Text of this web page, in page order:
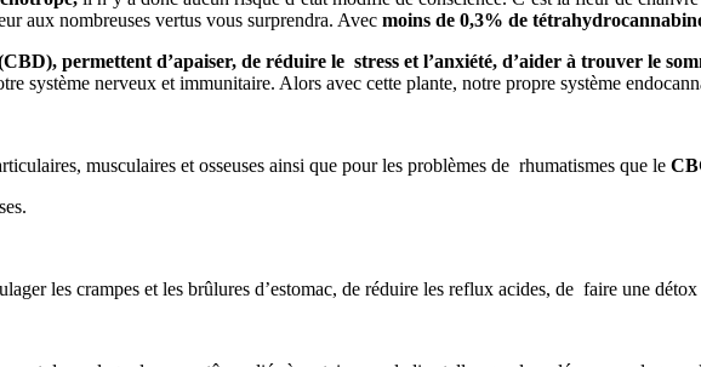
aux nombreuses vertus vous surprendra. Avec moins de 0,3% de
permettent d’apaiser, de réduire le stress et l’anxiété, d’aider à trouver le
système nerveux et immunitaire. Alors avec cette plante, notre propre système
musculaires et osseuses ainsi que pour les problèmes de rhumatismes que le
les crampes et les brûlures d’estomac, de réduire les reflux acides, de faire une